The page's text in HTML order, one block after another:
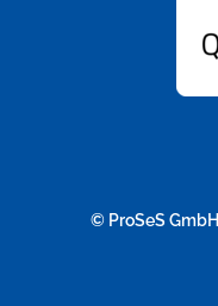
© ProSeS GmbH